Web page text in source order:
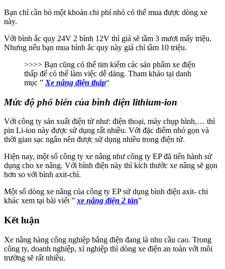
Bạn chỉ cần bỏ một khoản chi phí nhỏ có thể mua được dòng xe
này.
Với bình ắc quy 24V 2 bình 12V thì giá sẽ tầm 3 mươi mấy triệu.
Nhưng nếu bạn mua bình ắc quy này giá chỉ tầm 10 triệu.
>>>> Bạn cũng có thể tim kiếm các sản phẩm xe điện
thấp để có thể làm việc dễ dàng. Tham khảo tại danh
mục ” Xe nâng điện thấp“
Mức độ phổ biến của bình điện lithium-ion
Với công ty sản xuất điện tử như: điện thoại, máy chụp hình,… thì
pin Li-ion này được sử dụng rất nhiều. Với đặc điểm nhỏ gọn và
thời gian sạc ngắn nên được sử dụng nhiều trong điện tử.
Hiện nay, một số công ty xe nâng như công ty EP đã tiến hành sử
dụng cho xe nâng. Với bình điện này thì kích thước xe nâng sẽ gọn
hơn so với bình axit-chì.
Một số dòng xe nâng của công ty EP sử dụng bình điện axit- chi
khác xem tại bài viết ”xe nâng điện 2 tấn”
Kết luận
Xe nâng hàng công nghiệp bằng điện đang là nhu cầu cao. Trong
công ty, doanh nghiệp, xí nghiệp thì dòng xe điện an toàn với môi
trường sẽ rất nhiều.